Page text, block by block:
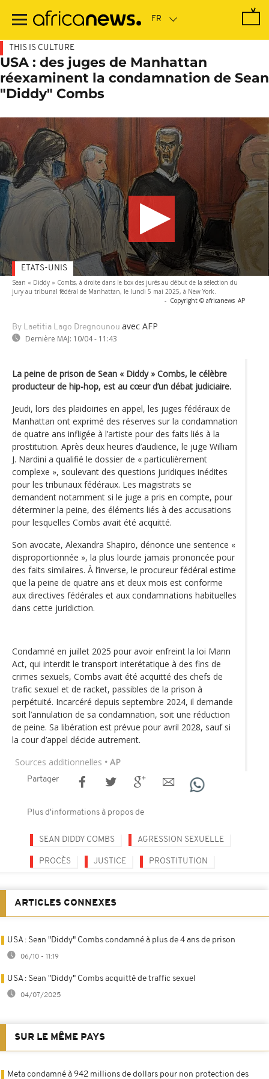
contenu
THIS IS CULTURE
USA : des juges de Manhattan
réexaminent la condamnation de Sean
"Diddy" Combs
Sean « Diddy » Combs, à droite dans le box des jurés au début de la sélection du
jury au tribunal fédéral de Manhattan, le lundi 5 mai 2025, à New York.
- Copyright © africanews AP
By Laetitia Lago Dregnounou avec AFP
Dernière MAJ: 10/04 - 11:43
ETATS-UNIS
La peine de prison de Sean « Diddy » Combs, le célèbre
producteur de hip-hop, est au cœur d’un débat judiciaire.
Jeudi, lors des plaidoiries en appel, les juges fédéraux de
Manhattan ont exprimé des réserves sur la condamnation
de quatre ans infligée à l’artiste pour des faits liés à la
prostitution. Après deux heures d’audience, le juge William
J. Nardini a qualifié le dossier de « particulièrement
complexe », soulevant des questions juridiques inédites
pour les tribunaux fédéraux. Les magistrats se
demandent notamment si le juge a pris en compte, pour
déterminer la peine, des éléments liés à des accusations
pour lesquelles Combs avait été acquitté.
Son avocate, Alexandra Shapiro, dénonce une sentence «
disproportionnée », la plus lourde jamais prononcée pour
des faits similaires. À l’inverse, le procureur fédéral estime
que la peine de quatre ans et deux mois est conforme
aux directives fédérales et aux condamnations habituelles
dans cette juridiction.
Condamné en juillet 2025 pour avoir enfreint la loi Mann
Act, qui interdit le transport interétatique à des fins de
crimes sexuels, Combs avait été acquitté des chefs de
trafic sexuel et de racket, passibles de la prison à
perpétuité. Incarcéré depuis septembre 2024, il demande
soit l’annulation de sa condamnation, soit une réduction
de peine. Sa libération est prévue pour avril 2028, sauf si
la cour d’appel décide autrement.
Sources additionnelles • AP
Partager
Plus d'informations à propos de
SEAN DIDDY COMBS AGRESSION SEXUELLE
PROCÈS JUSTICE PROSTITUTION
ARTICLES CONNEXES
USA : Sean "Diddy" Combs condamné à plus de 4 ans de prison
06/10 - 11:19
USA : Sean "Diddy" Combs acquitté de traffic sexuel
04/07/2025
SUR LE MÊME PAYS
Meta condamné à 942 millions de dollars pour non protection des